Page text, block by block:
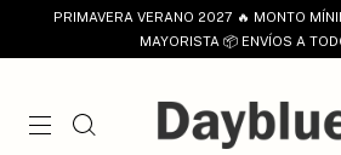
PRIMAVERA VERANO 2027 🔥 MONTO
MAYORISTA 📦 ENVÍOS A